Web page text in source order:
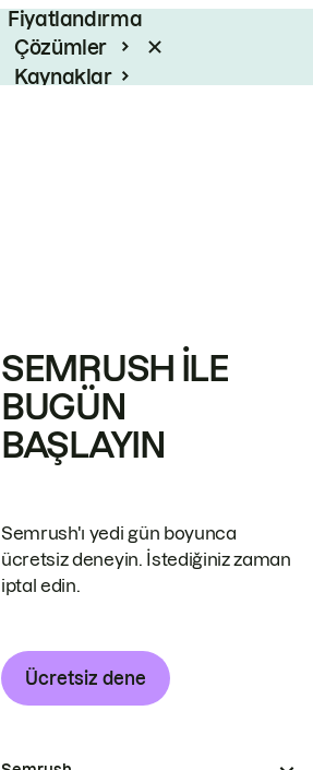
Fiyatlandırma
Çözümler
Kaynaklar
SEMRUSH ILE
BUGÜN
BAŞLAYIN
Semrush'ı yedi gün boyunca
ücretsiz deneyin. İstediğiniz zaman
iptal edin.
Ücretsiz dene